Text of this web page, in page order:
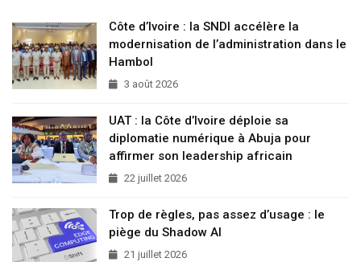
Côte d’Ivoire : la SNDI accélère la
modernisation de l’administration dans le
Hambol
3 août 2026
UAT : la Côte d’Ivoire déploie sa
diplomatie numérique à Abuja pour
affirmer son leadership africain
22 juillet 2026
Trop de règles, pas assez d’usage : le
piège du Shadow AI
21 juillet 2026